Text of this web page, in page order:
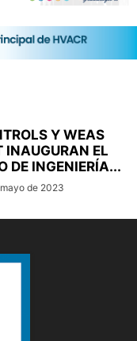
Y WEAS
INAUGURAN EL
DE INGENIERÍA...
de 2023